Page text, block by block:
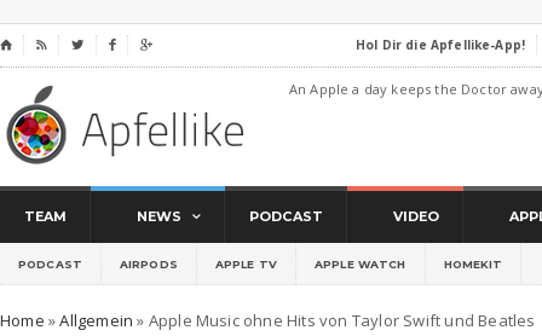
⌂     Hol Dir die Apfellike-App!
An Apple a day keeps the Doctor
TEAM NEWS PODCAST VIDEO
PODCAST AIRPODS APPLE TV APPLE WATCH HOMEKIT
Home »Allgemein » Apple Music ohne Hits von Taylor Swift und Beatles